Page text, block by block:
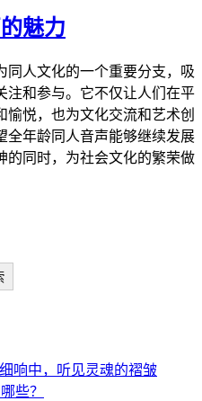
魅力
同人文化的一个重要分支，吸
注和参与。它不仅让人们在平
愉悦，也为文化交流和艺术创
全年龄同人音声能够继续发展
的同时，为社会文化的繁荣做
响中，听见灵魂的褶皱
些？